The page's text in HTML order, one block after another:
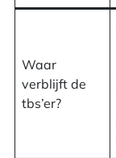
Waar
verblijft de
tbs’er?